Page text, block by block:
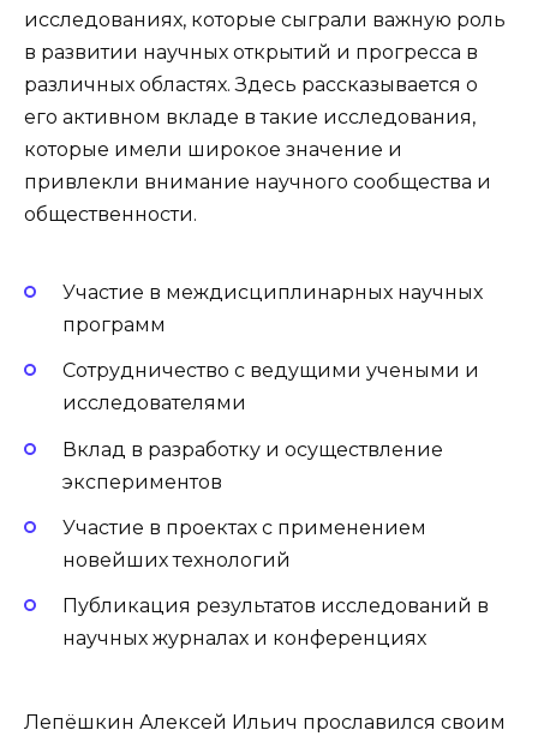
исследованиях, которые сыграли важную роль
в развитии научных открытий и прогресса в
различных областях. Здесь рассказывается о
его активном вкладе в такие исследования,
которые имели широкое значение и
привлекли внимание научного сообщества и
общественности.
Участие в междисциплинарных научных
программ
Сотрудничество с ведущими учеными и
исследователями
Вклад в разработку и осуществление
экспериментов
Участие в проектах с применением
новейших технологий
Публикация результатов исследований в
научных журналах и конференциях
Лепёшкин Алексей Ильич прославился своим